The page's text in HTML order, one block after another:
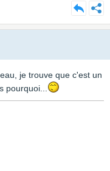
je trouve que c'est un
pourquoi...